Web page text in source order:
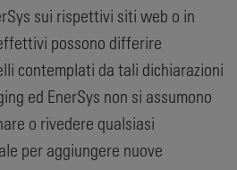
sui rispettivi siti web o in
possono differire
contemplati da tali dichiarazioni
ed EnerSys non si assumono
o rivedere qualsiasi
per aggiungere nuove